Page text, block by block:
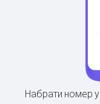
Набрати номер